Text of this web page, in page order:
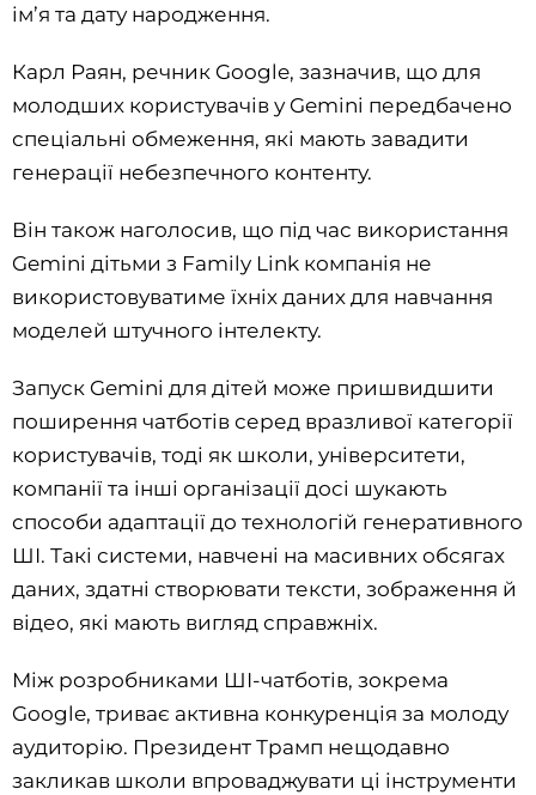
ім’я та дату народження.
Карл Раян, речник Google, зазначив, що для
молодших користувачів у Gemini передбачено
спеціальні обмеження, які мають завадити
генерації небезпечного контенту.
Він також наголосив, що під час використання
Gemini дітьми з Family Link компанія не
використовуватиме їхніх даних для навчання
моделей штучного інтелекту.
Запуск Gemini для дітей може пришвидшити
поширення чатботів серед вразливої категорії
користувачів, тоді як школи, університети,
компанії та інші організації досі шукають
способи адаптації до технологій генеративного
ШІ. Такі системи, навчені на масивних обсягах
даних, здатні створювати тексти, зображення й
відео, які мають вигляд справжніх.
Між розробниками ШІ-чатботів, зокрема
Google, триває активна конкуренція за молоду
аудиторію. Президент Трамп нещодавно
закликав школи впроваджувати ці інструменти